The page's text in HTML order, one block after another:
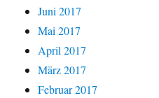
Juni 2017
Mai 2017
April 2017
März 2017
Februar 2017